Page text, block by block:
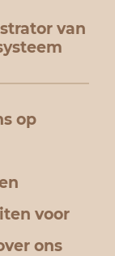
van
op
voor
ons